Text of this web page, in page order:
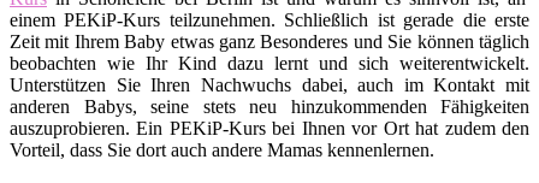
einem PEKiP-Kurs teilzunehmen. Schließlich ist gerade die erste
Zeit mit Ihrem Baby etwas ganz Besonderes und Sie können täglich
beobachten wie Ihr Kind dazu lernt und sich weiterentwickelt.
Unterstützen Sie Ihren Nachwuchs dabei, auch im Kontakt mit
anderen Babys, seine stets neu hinzukommenden Fähigkeiten
auszuprobieren. Ein PEKiP-Kurs bei Ihnen vor Ort hat zudem den
Vorteil, dass Sie dort auch andere Mamas kennenlernen.